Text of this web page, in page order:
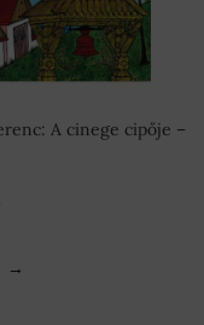
A cinege cipője –
→